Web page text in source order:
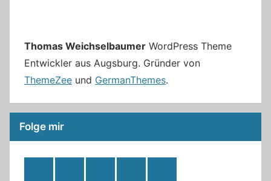
Thomas Weichselbaumer WordPress Theme
Entwickler aus Augsburg. Gründer von
ThemeZee und GermanThemes.
Folge mir